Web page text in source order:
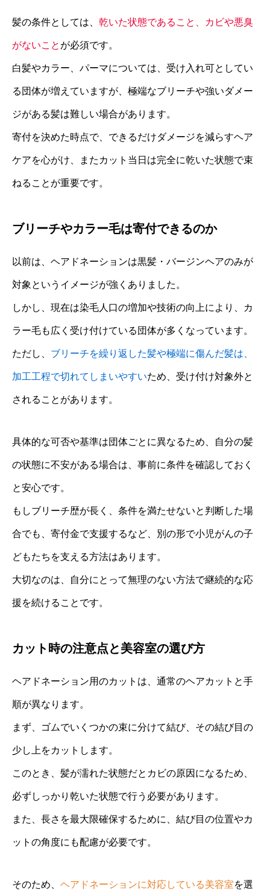
髪の条件としては、 乾いた状態であること、カビや悪臭
がないこと が必須です。
白髪やカラー、パーマについては、受け入れ可としてい
る団体が増えていますが、極端なブリーチや強いダメー
ジがある髪は難しい場合があります。
寄付を決めた時点で、できるだけダメージを減らすヘア
ケアを心がけ、またカット当日は完全に乾いた状態で束
ねることが重要です。
ブリーチやカラー毛は寄付できるのか
以前は、ヘアドネーションは黒髪・バージンヘアのみが
対象というイメージが強くありました。
しかし、現在は染毛人口の増加や技術の向上により、カ
ラー毛も広く受け付けている団体が多くなっています。
ただし、 ブリーチを繰り返した髪や極端に傷んだ髪は、
加工工程で切れてしまいやすいため、受け付け対象外と
されることがあります。
具体的な可否や基準は団体ごとに異なるため、自分の髪
の状態に不安がある場合は、事前に条件を確認しておく
と安心です。
もしブリーチ歴が長く、条件を満たせないと判断した場
合でも、寄付金で支援するなど、別の形で小児がんの子
どもたちを支える方法はあります。
大切なのは、自分にとって無理のない方法で継続的な応
援を続けることです。
カット時の注意点と美容室の選び方
ヘアドネーション用のカットは、通常のヘアカットと手
順が異なります。
まず、ゴムでいくつかの束に分けて結び、その結び目の
少し上をカットします。
このとき、髪が濡れた状態だとカビの原因になるため、
必ずしっかり乾いた状態で行う必要があります。
また、長さを最大限確保するために、結び目の位置やカ
ットの角度にも配慮が必要です。
そのため、 ヘアドネーションに対応している美容室を選